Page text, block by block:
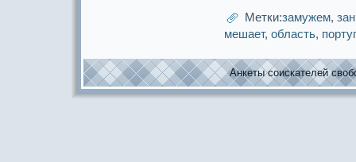
Метки:замужем,
мешает, область,
Анкеты соискaтелей